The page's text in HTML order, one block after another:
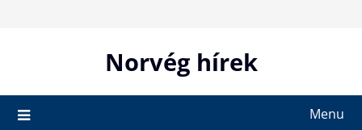
Norvég hírek
Menu